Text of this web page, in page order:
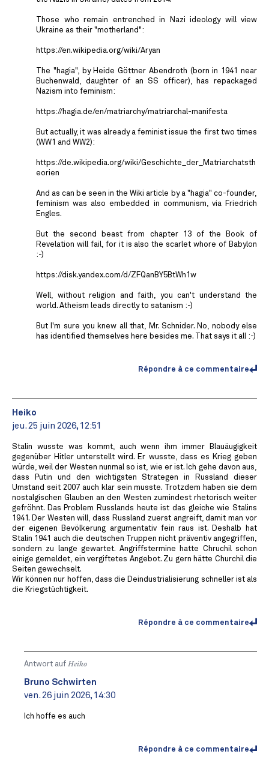
Those who remain entrenched in Nazi ideology will view
Ukraine as their "motherland":
https://en.wikipedia.org/wiki/Aryan
The "hagia", by Heide Göttner Abendroth (born in 1941 near
Buchenwald, daughter of an SS officer), has repackaged
Nazism into feminism:
https://hagia.de/en/matriarchy/matriarchal-manifesta
But actually, it was already a feminist issue the first two times
(WW1 and WW2):
https://de.wikipedia.org/wiki/Geschichte_der_Matriarchatsth
eorien
And as can be seen in the Wiki article by a "hagia" co-founder,
feminism was also embedded in communism, via Friedrich
Engles.
But the second beast from chapter 13 of the Book of
Revelation will fail, for it is also the scarlet whore of Babylon
:-)
https://disk.yandex.com/d/ZFQanBY5BtWh1w
Well, without religion and faith, you can't understand the
world. Atheism leads directly to satanism :-)
But I'm sure you knew all that, Mr. Schnider. No, nobody else
has identified themselves here besides me. That says it all :-)
Répondre à ce commentaire
Heiko
jeu. 25 juin 2026, 12:51
Stalin wusste was kommt, auch wenn ihm immer Blauäugigkeit
gegenüber Hitler unterstellt wird. Er wusste, dass es Krieg geben
würde, weil der Westen nunmal so ist, wie er ist. Ich gehe davon aus,
dass Putin und den wichtigsten Strategen in Russland dieser
Umstand seit 2007 auch klar sein musste. Trotzdem haben sie dem
nostalgischen Glauben an den Westen zumindest rhetorisch weiter
gefröhnt. Das Problem Russlands heute ist das gleiche wie Stalins
1941. Der Westen will, dass Russland zuerst angreift, damit man vor
der eigenen Bevölkerung argumentativ fein raus ist. Deshalb hat
Stalin 1941 auch die deutschen Truppen nicht präventiv angegriffen,
sondern zu lange gewartet. Angriffstermine hatte Chruchil schon
einige gemeldet, ein vergiftetes Angebot. Zu gern hätte Churchil die
Seiten gewechselt.
Wir können nur hoffen, dass die Deindustrialisierung schneller ist als
die Kriegstüchtigkeit.
Répondre à ce commentaire
Antwort auf Heiko
Bruno Schwirten
ven. 26 juin 2026, 14:30
Ich hoffe es auch
Répondre à ce commentaire